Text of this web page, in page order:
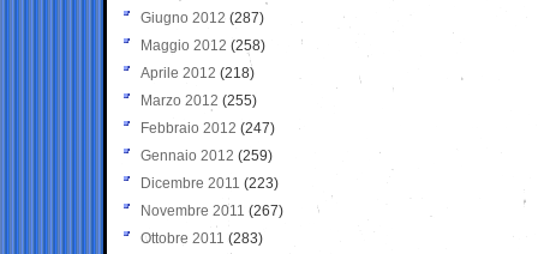
Giugno 2012 (287)
Maggio 2012 (258)
Aprile 2012 (218)
Marzo 2012 (255)
Febbraio 2012 (247)
Gennaio 2012 (259)
Dicembre 2011 (223)
Novembre 2011 (267)
Ottobre 2011 (283)